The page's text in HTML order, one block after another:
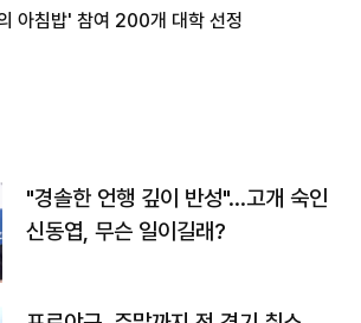
아침밥' 참여 200개 대학 선정
"경솔한 언행 깊이 반성"…고개 숙인
신동엽, 무슨 일이길래?